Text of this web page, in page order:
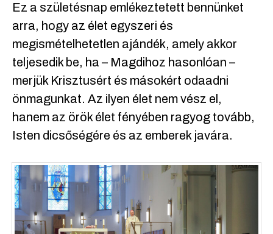
Ez a születésnap emlékeztetett bennünket
arra, hogy az élet egyszeri és
megismételhetetlen ajándék, amely akkor
teljesedik be, ha – Magdihoz hasonlóan –
merjük Krisztusért és másokért odaadni
önmagunkat. Az ilyen élet nem vész el,
hanem az örök élet fényében ragyog tovább,
Isten dicsőségére és az emberek javára.